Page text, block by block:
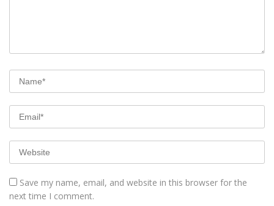
Save my name, email, and website in this browser for the
next time I comment.